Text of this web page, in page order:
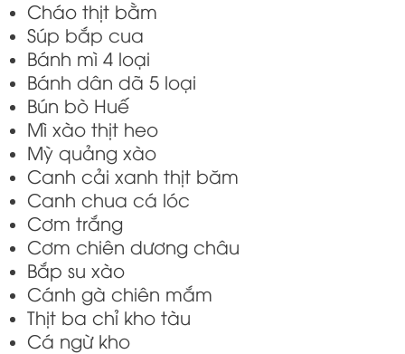
Cháo thịt bằm
Súp bắp cua
Bánh mì 4 loại
Bánh dân dã 5 loại
Bún bò Huế
Mì xào thịt heo
Mỳ quảng xào
Canh cải xanh thịt băm
Canh chua cá lóc
Cơm trắng
Cơm chiên dương châu
Bắp su xào
Cánh gà chiên mắm
Thịt ba chỉ kho tàu
Cá ngừ kho